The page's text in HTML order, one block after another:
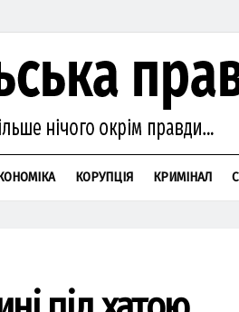
КОРУПЦІЯ КРИМІНАЛ